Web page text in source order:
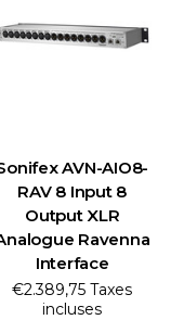
AVN-AIO8-
RAV 8 Input 8
Output XLR
Ravenna
Interface
€2.389,75 Taxes
incluses